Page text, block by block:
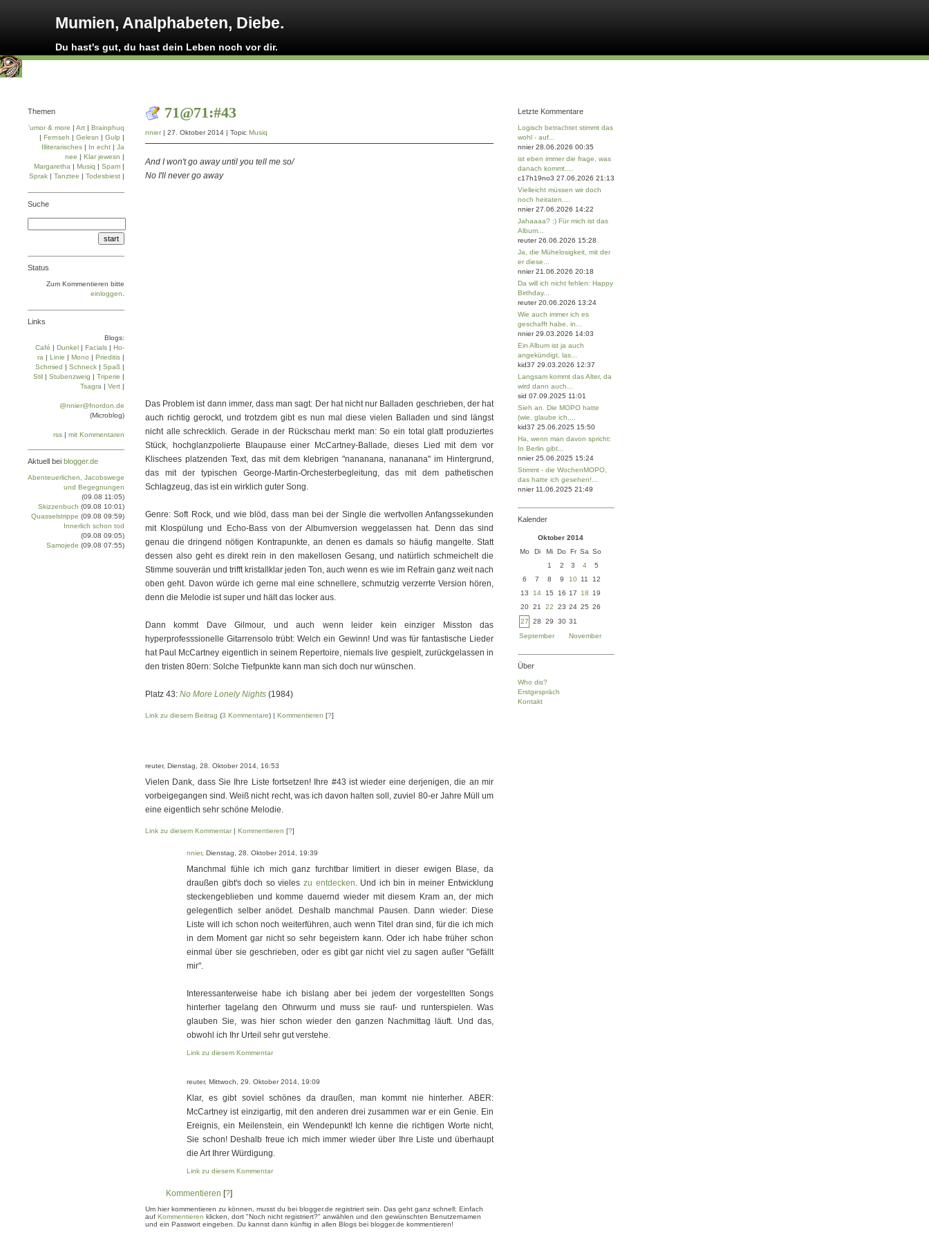
Mumien, Analphabeten, Diebe.
Du hast's gut, du hast dein Leben noch vor dir.
71@71:#43
nnier| 27. Oktober 2014 | Topic Musiq
And I won't go away until you tell me so/
No I'll never go away
Das Problem ist dann immer, dass man sagt: Der hat nicht nur Balladen geschrieben, der hat
auch richtig gerockt, und trotzdem gibt es nun mal diese vielen Balladen und sind längst
nicht alle schrecklich. Gerade in der Rückschau merkt man: So ein total glatt produziertes
Stück, hochglanzpolierte Blaupause einer McCartney-Ballade, dieses Lied mit dem vor
Klischees platzenden Text, das mit dem klebrigen "nananana, nananana" im Hintergrund,
das mit der typischen George-Martin-Orchesterbegleitung, das mit dem pathetischen
Schlagzeug, das ist ein wirklich guter Song.
Genre: Soft Rock, und wie blöd, dass man bei der Single die wertvollen Anfangssekunden
mit Klospülung und Echo-Bass von der Albumversion weggelassen hat. Denn das sind
genau die dringend nötigen Kontrapunkte, an denen es damals so häufig mangelte. Statt
dessen also geht es direkt rein in den makellosen Gesang, und natürlich schmeichelt die
Stimme souverän und trifft kristallklar jeden Ton, auch wenn es wie im Refrain ganz weit nach
oben geht. Davon würde ich gerne mal eine schnellere, schmutzig verzerrte Version hören,
denn die Melodie ist super und hält das locker aus.
Dann kommt Dave Gilmour, und auch wenn leider kein einziger Misston das
hyperprofesssionelle Gitarrensolo trübt: Welch ein Gewinn! Und was für fantastische Lieder
hat Paul McCartney eigentlich in seinem Repertoire, niemals live gespielt, zurückgelassen in
den tristen 80ern: Solche Tiefpunkte kann man sich doch nur wünschen.
Platz 43: No More Lonely Nights (1984)
Link zu diesem Beitrag (3 Kommentare) | Kommentieren [?]
reuter, Dienstag, 28. Oktober 2014, 16:53
Vielen Dank, dass Sie Ihre Liste fortsetzen! Ihre #43 ist wieder eine derjenigen, die an mir
vorbeigegangen sind. Weiß nicht recht, was ich davon halten soll, zuviel 80-er Jahre Müll um
eine eigentlich sehr schöne Melodie.
Link zu diesem Kommentar| Kommentieren [?]
nnier, Dienstag, 28. Oktober 2014, 19:39
Manchmal fühle ich mich ganz furchtbar limitiert in dieser ewigen Blase, da
draußen gibt's doch so vieles zu entdecken. Und ich bin in meiner Entwicklung
steckengeblieben und komme dauernd wieder mit diesem Kram an, der mich
gelegentlich selber anödet. Deshalb manchmal Pausen. Dann wieder: Diese
Liste will ich schon noch weiterführen, auch wenn Titel dran sind, für die ich mich
in dem Moment gar nicht so sehr begeistern kann. Oder ich habe früher schon
einmal über sie geschrieben, oder es gibt gar nicht viel zu sagen außer "Gefällt
mir".
Interessanterweise habe ich bislang aber bei jedem der vorgestellten Songs
hinterher tagelang den Ohrwurm und muss sie rauf- und runterspielen. Was
glauben Sie, was hier schon wieder den ganzen Nachmittag läuft. Und das,
obwohl ich Ihr Urteil sehr gut verstehe.
Link zu diesem Kommentar
reuter, Mittwoch, 29. Oktober 2014, 19:09
Klar, es gibt soviel schönes da draußen, man kommt nie hinterher. ABER:
McCartney ist einzigartig, mit den anderen drei zusammen war er ein Genie. Ein
Ereignis, ein Meilenstein, ein Wendepunkt! Ich kenne die richtigen Worte nicht,
Sie schon! Deshalb freue ich mich immer wieder über Ihre Liste und überhaupt
die Art Ihrer Würdigung.
Link zu diesem Kommentar
Kommentieren [?]
Um hier kommentieren zu können, musst du bei blogger.de registriert sein. Das geht ganz schnell: Einfach
auf Kommentieren klicken, dort "Noch nicht registriert?" anwählen und den gewünschten Benutzernamen
und ein Passwort eingeben. Du kannst dann künftig in allen Blogs bei blogger.de kommentieren!
Themen
'umor & more | Art | Brainphuq
| Fernseh | Gelesn | Gulp |
Illiterarisches | In echt | Ja
nee | Klar jewesn |
Margaretha | Musiq | Spam |
Sprak | Tanztee | Todesbiest |
Suche
Status
Zum Kommentieren bitte
einloggen
Links
Blogs:
Café | Dun­kel | Facials | Ho­
ra | Linie | Mo­no | Prie­di­tis |
Schmied | Schneck | Spaß |
Stil | Stu­ben­zweig | Tri­pe­rie |
Tsa­gra | Vert |
@nnier@fnordon.de
(Microblog)
rss | mit Kommentaren
Aktuell bei blogger.de
Abenteuerlichen, Jacobswege
und Begegnungen
(09.08 11:05)
Skizzenbuch (09.08 10:01)
Quasselstrippe (09.08 09:59)
Innerlich schon tod
(09.08 09:05)
Samojede (09.08 07:55)
Letzte Kommentare
Logisch betrachtet stimmt das
wohl - auf...
nnier 28.06.2026 00:35
ist eben immer die frage, was
danach kommt....
c17h19no3 27.06.2026 21:13
Vielleicht müssen wir doch
noch heiraten....
nnier 27.06.2026 14:22
Jahaaaa? :) Für mich ist das
Album...
reuter 26.06.2026 15:28
Ja, die Mühelosigkeit, mit der
er diese...
nnier 21.06.2026 20:18
Da will ich nicht fehlen: Happy
Birthday...
reuter 20.06.2026 13:24
Wie auch immer ich es
geschafft habe, in...
nnier 29.03.2026 14:03
Ein Album ist ja auch
angekündigt, las...
kid37 29.03.2026 12:37
Langsam kommt das Alter, da
wird dann auch...
sid 07.09.2025 11:01
Sieh an. Die MOPO hatte
(wie, glaube ich,...
kid37 25.06.2025 15:50
Ha, wenn man davon spricht:
In Berlin gibt...
nnier 25.06.2025 15:24
Stimmt - die WochenMOPO,
das hatte ich gesehen!...
nnier 11.06.2025 21:49
Kalender
Oktober 2014
Mo
Di Mi Do Fr Sa So
1
2 3 4
5
6
7 8 9 10 11
12
13
14 15 16 17 18
19
20 21 22 23 24 25 26
27
28 29 30 31
September
November
Über
Who dis?
Erstgespräch
Kontakt